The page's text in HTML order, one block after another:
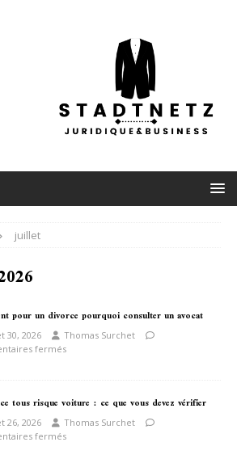
juillet
pour un divorce pourquoi consulter un avocat
30, 2026
Thomas Surchet
fermés
tous risque voiture : ce que vous devez vérifier
26, 2026
Thomas Surchet
fermés